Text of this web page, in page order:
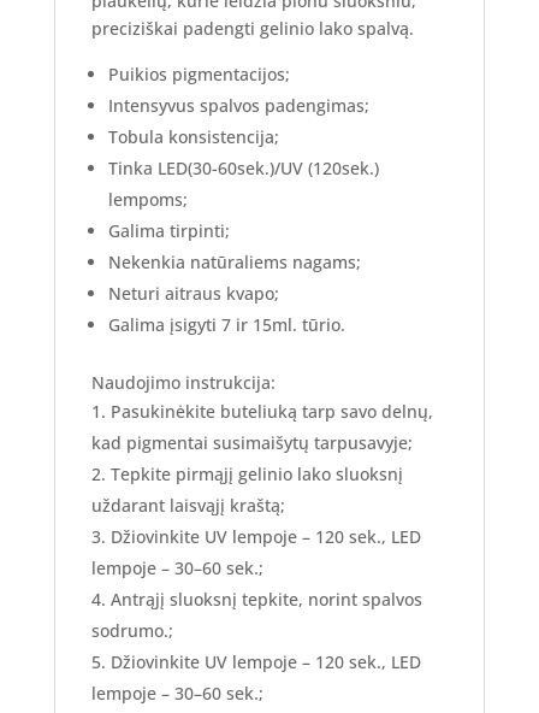
preciziškai padengti gelinio lako spalvą.
Puikios pigmentacijos;
Intensyvus spalvos padengimas;
Tobula konsistencija;
Tinka LED(30-60sek.)/UV (120sek.)
lempoms;
Galima tirpinti;
Nekenkia natūraliems nagams;
Neturi aitraus kvapo;
Galima įsigyti 7 ir 15ml. tūrio.
Naudojimo instrukcija:
Pasukinėkite buteliuką tarp savo delnų,
kad pigmentai susimaišytų tarpusavyje;
Tepkite pirmąjį gelinio lako sluoksnį
uždarant laisvąjį kraštą;
Džiovinkite UV lempoje – 120 sek., LED
lempoje – 30–60 sek.;
Antrąjį sluoksnį tepkite, norint spalvos
sodrumo.;
Džiovinkite UV lempoje – 120 sek., LED
lempoje – 30–60 sek.;